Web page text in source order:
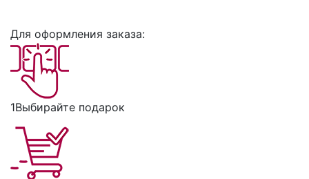
Для оформления заказа:
1Выбирайте подарок